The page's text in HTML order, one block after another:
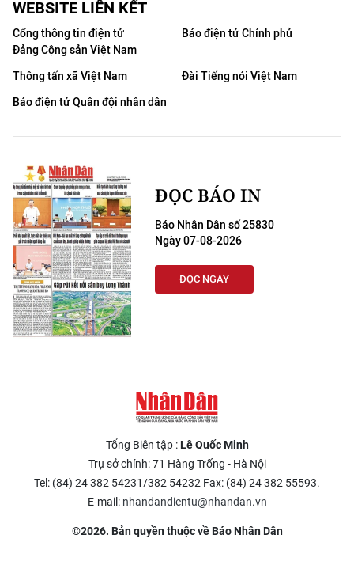
WEBSITE LIÊN KẾT
Cổng thông tin điện tử
Đảng Cộng sản Việt Nam
Báo điện tử Chính phủ
Thông tấn xã Việt Nam
Đài Tiếng nói Việt Nam
Báo điện tử Quân đội nhân dân
ĐỌC BÁO IN
Báo Nhân Dân số 25830
Ngày 07-08-2026
ĐỌC NGAY
Tổng Biên tập :Lê Quốc Minh
Trụ sở chính: 71 Hàng Trống - Hà Nội
Tel: (84) 24 382 54231/382 54232 Fax: (84) 24 382 55593.
E-mail: nhandandientu@nhandan.vn
©2026. Bản quyền thuộc về Báo Nhân Dân